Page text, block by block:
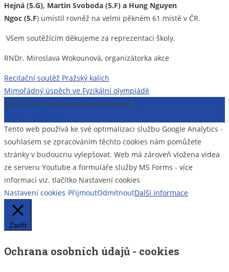
Hejná (5.G), Martin Svoboda (5.F) a Hung Nguyen
Ngoc (5.F) umístil rovněž na velmi pěkném 61.místě v ČR.
Všem soutěžícím děkujeme za reprezentaci školy.
RNDr. Miroslava Wokounová, organizátorka akce
Navigace
pro
příspěvek
Recitační soutěž Pražský kalich
Mimořádný úspěch ve Fyzikální olympiádě
Gymlit | © Všechna práva vyhrazena
|
Tento web používá ke své optimalizaci službu Google Analytics -
souhlasem se zpracováním těchto cookies nám pomůžete
stránky v budoucnu vylepšovat. Web má zároveň vložena videa
ze serveru Youtube a formuláře služby MS Forms - více
informací viz. tlačítko Nastavení cookies
Nastavení cookies PřijmoutOdmítnoutDalší informace
Zavřít
Ochrana osobních údajů - cookies